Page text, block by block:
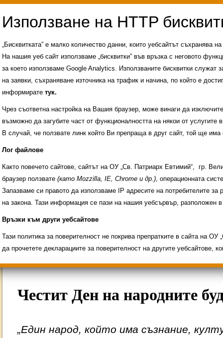
Свободни места за ученици
ИНОВАЦИЯ 2026
Олимпиади 2025/2026
Честит Ден на народните
„Един народ, който има съзнание,
„Бисквитката” е малко количество данни, които уебсайтът съхранява
На нашия уеб сайт използваме „бисквитки” във връзка с неговото
за което използваме Google Analytics. Използваните бисквитки служат
на заявки, съхраняване източника на трафик и начина, по който е
информирате тук.
Чрез съответна настройка на Вашия браузер, може винаги да
възможно да загубите част от функционалността на някои от услугите
В случай, че ползвате линк който Ви препраща в друг сайт, той ще има
Лог файлове
Както повечето сайтове, сайтът на ОУ „Св. Патриарх Евтимий“, гр.
браузер ползвате (като Mozzilla, IE, Chrome и др.), операционната
Запазваме си правото да използваме IP адресите на потребителите
на закона. Тази информация се пази на нашия уебсървър,
Връзки към други уебсайтове
Тази политика за поверителност не покрива препратките в сайта на
да прочетете декларациите за поверителност на другите уебсайтове,